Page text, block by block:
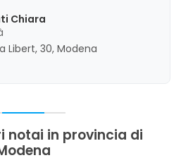
La clientela apprezza
e guidare con
in situazioni complesse,
ambiente professionale,
Si evidenzia un giudizio
più articolate.
Chiara
Libert, 30, Modena
notai in provincia di